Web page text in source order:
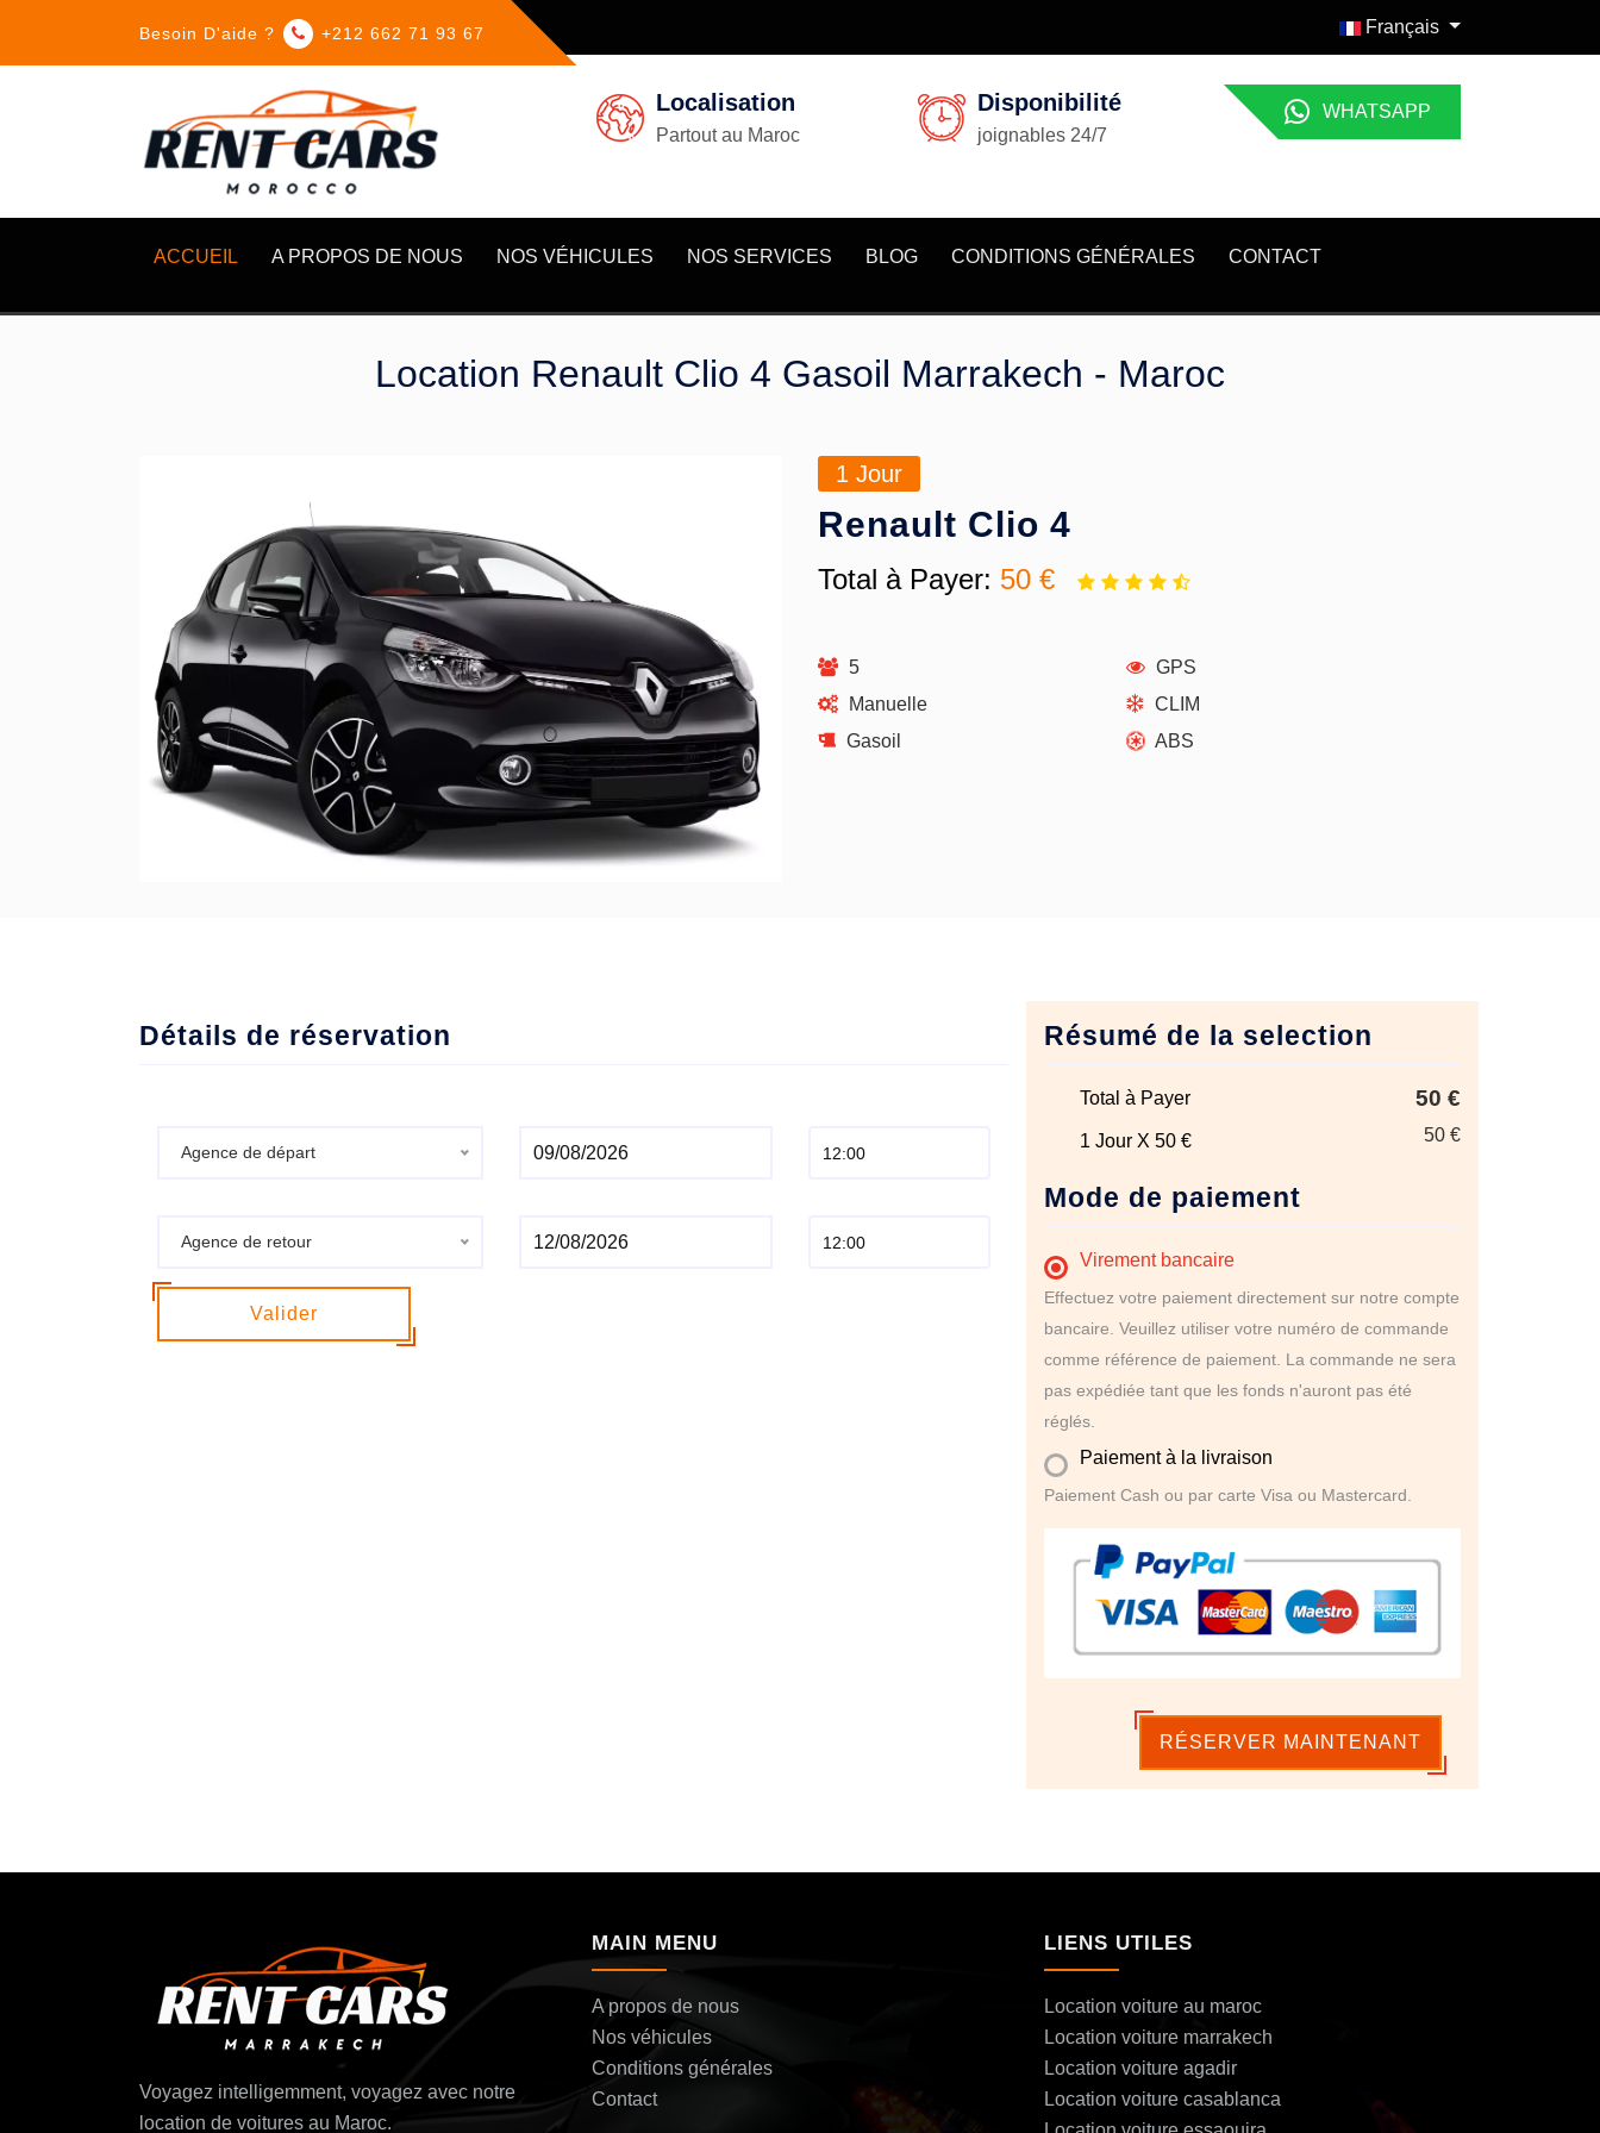
Besoin D'aide ? +212 662 71 93 67 Français
Localisation
Partout au Maroc
Disponibilité
joignables 24/7
WHATSAPP
ACCUEIL A PROPOS DE NOUS NOS VÉHICULES NOS SERVICES BLOG CONDITIONS GÉNÉRALES CONTACT
Location Renault Clio 4 Gasoil Marrakech - Maroc
1 Jour
Renault Clio 4
Total à Payer: 50 €
5
Manuelle
Gasoil
GPS
CLIM
ABS
Détails de réservation
Agence de départ
Agence de retour
Valider
Résumé de la selection
Total à Payer 50 €
1 Jour X 50 € 50 €
Mode de paiement
Virement bancaire
Effectuez votre paiement directement sur notre compte
bancaire. Veuillez utiliser votre numéro de commande
comme référence de paiement. La commande ne sera
pas expédiée tant que les fonds n'auront pas été
réglés.
Paiement à la livraison
Paiement Cash ou par carte Visa ou Mastercard.
RÉSERVER MAINTENANT
Voyagez intelligemment, voyagez avec notre
location de voitures au Maroc.
MAIN MENU
A propos de nous
Nos véhicules
Conditions générales
Contact
LIENS UTILES
Location voiture au maroc
Location voiture marrakech
Location voiture agadir
Location voiture casablanca